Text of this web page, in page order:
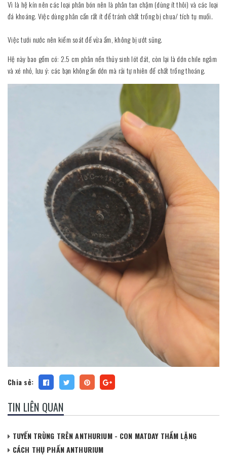
Vì là hệ kín nên các loại phân bón nên là phân tan chậm (dùng ít thôi) và các loại
đá khoáng. Việc dùng phân cần rất ít để tránh chất trồng bị chua/ tích tụ muối.
Việc tưới nước nên kiểm soát để vừa ẩm, không bị ướt sũng.
Hệ này bao gồm có: 2.5 cm phân nền thủy sinh lót đát, còn lại là dớn chile ngâm
và xé nhỏ, lưu ý: các bạn không ấn dớn mà rải tự nhiên để chất trồng thoáng.
Chia sẻ:
TIN LIÊN QUAN
TUYẾN TRÙNG TRÊN ANTHURIUM - CON MATDAY THẦM LẶNG
CÁCH THỤ PHẤN ANTHURIUM